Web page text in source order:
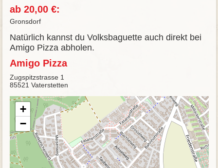
ab 20,00 €:
Gronsdorf
Natürlich kannst du Volksbaguette auch direkt bei
Amigo Pizza abholen.
Amigo Pizza
Zugspitzstrasse 1
85521 Vaterstetten
+
−